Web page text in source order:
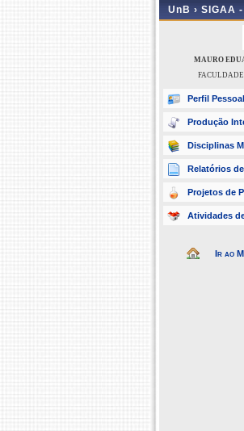
UnB › SIGAA
MAURO
Perfil Pessoal
Produção
Disciplinas
Relatórios
Projetos de
Atividades
Ir ao